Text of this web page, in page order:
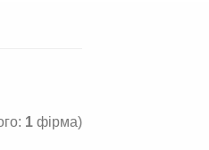
1 фірма)